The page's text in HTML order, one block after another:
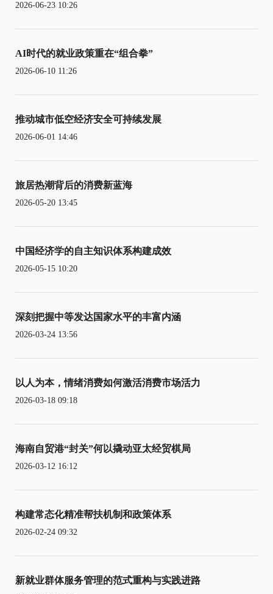
2026-06-23 10:26
AI时代的就业政策重在“组合拳”
2026-06-10 11:26
推动城市低空经济安全可持续发展
2026-06-01 14:46
旅居热潮背后的消费新蓝海
2026-05-20 13:45
中国经济学的自主知识体系构建成效
2026-05-15 10:20
深刻把握中等发达国家水平的丰富内涵
2026-03-24 13:56
以人为本，情绪消费如何激活消费市场活力
2026-03-18 09:18
海南自贸港“封关”何以撬动亚太经贸棋局
2026-03-12 16:12
构建常态化精准帮扶机制和政策体系
2026-02-24 09:32
新就业群体服务管理的范式重构与实践进路